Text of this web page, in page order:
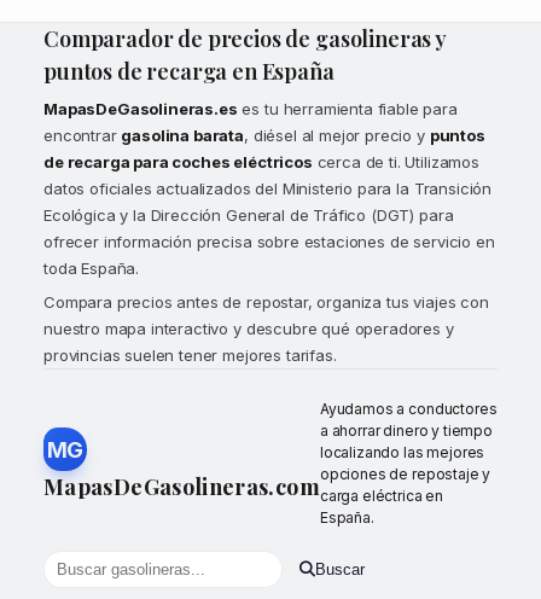
Comparador de precios de gasolineras y
puntos de recarga en España
MapasDeGasolineras.es es tu herramienta fiable para
encontrar gasolina barata, diésel al mejor precio y puntos
de recarga para coches eléctricos cerca de ti. Utilizamos
datos oficiales actualizados del Ministerio para la Transición
Ecológica y la Dirección General de Tráfico (DGT) para
ofrecer información precisa sobre estaciones de servicio en
toda España.
Compara precios antes de repostar, organiza tus viajes con
nuestro mapa interactivo y descubre qué operadores y
provincias suelen tener mejores tarifas.
MG
MapasDeGasolineras.com
Ayudamos a conductores
a ahorrar dinero y tiempo
localizando las mejores
opciones de repostaje y
carga eléctrica en
España.
Buscar gasolineras por localidad o provincia
Buscar